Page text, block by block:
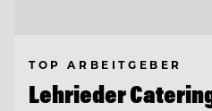
TOP ARBEITGEBER
Lehrieder